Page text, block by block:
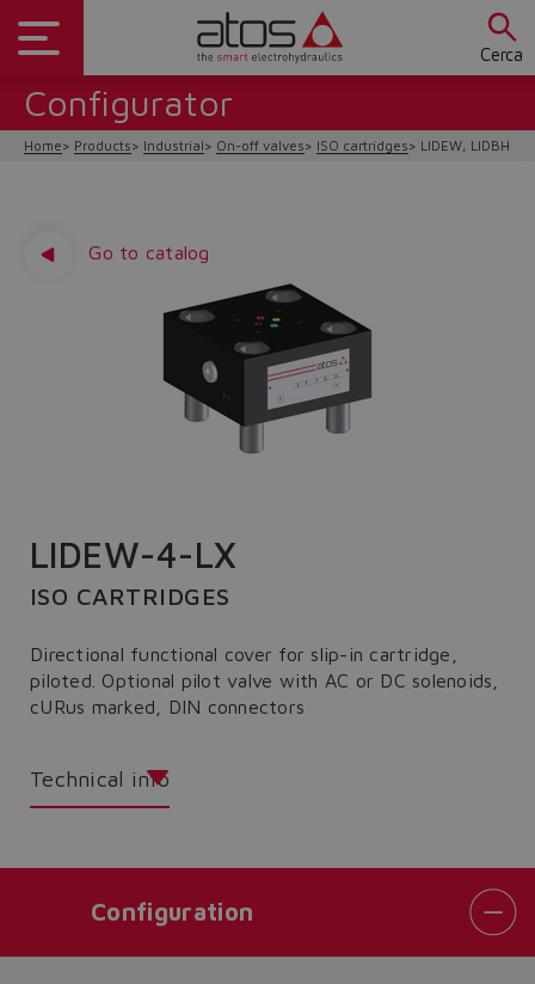
Cerca
Configurator
Home Products Industrial On-off valves ISO cartridges LIDEW, LIDBH
Go to catalog
LIDEW-4-LX
ISO CARTRIDGES
Directional functional cover for slip-in cartridge,
piloted. Optional pilot valve with AC or DC solenoids,
cURus marked, DIN connectors
Technical info
Configuration